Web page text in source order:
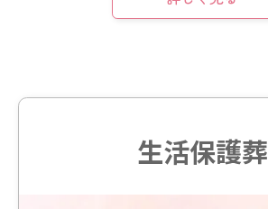
生活保護葬